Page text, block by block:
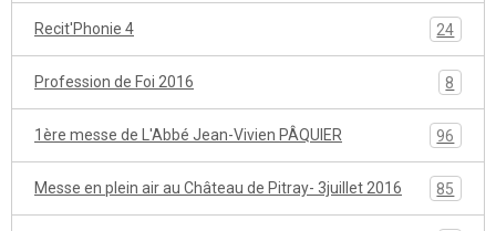
Recit'Phonie 4 24
Profession de Foi 2016 8
1ère messe de L'Abbé Jean-Vivien PÂQUIER 96
Messe en plein air au Château de Pitray- 3juillet 2016 85